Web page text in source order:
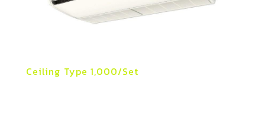
Ceiling Type 1,000/Set